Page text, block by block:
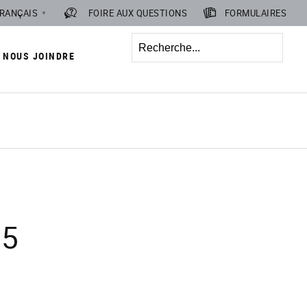
FOIRE AUX QUESTIONS FORMULAIRES
▼
Recherche
NOUS JOINDRE